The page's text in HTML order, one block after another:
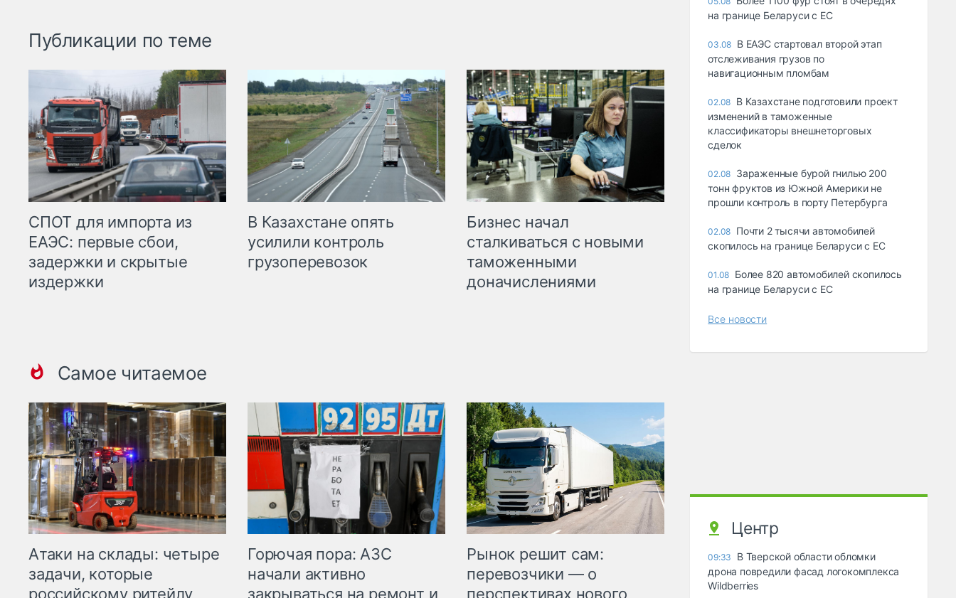
Публикации по теме
СПОТ для импорта из
ЕАЭС: первые сбои,
задержки и скрытые
издержки
В Казахстане опять
усилили контроль
грузоперевозок
Бизнес начал
сталкиваться с новыми
таможенными
доначислениями
Самое читаемое
Атаки на склады: четыре
задачи, которые
российскому ритейлу
Горючая пора: АЗС
начали активно
закрываться на ремонт и
Рынок решит сам:
перевозчики — о
перспективах нового
на границе Беларуси с ЕС
03.08 В ЕАЭС стартовал второй этап
отслеживания грузов по
навигационным пломбам
02.08 В Казахстане подготовили проект
изменений в таможенные
классификаторы внешнеторговых
сделок
02.08 Зараженные бурой гнилью 200
тонн фруктов из Южной Америки не
прошли контроль в порту Петербурга
02.08 Почти 2 тысячи автомобилей
скопилось на границе Беларуси с ЕС
01.08 Более 820 автомобилей скопилось
на границе Беларуси с ЕС
Все новости
Центр
09:33
В Тверской области обломки
дрона повредили фасад логокомплекса
Wildberries